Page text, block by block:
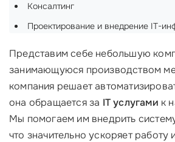
Консалтинг
Проектирование и внедрение IT-
Представим себе небольшую
занимающуюся производством
компания решает
она обращается за IT услугами к
Мы помогаем им внедрить
что значительно ускоряет работу